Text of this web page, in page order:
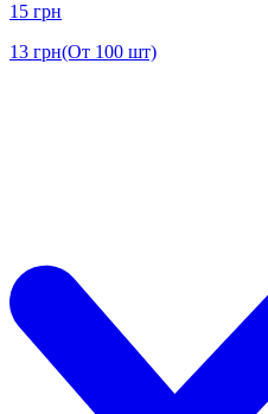
15 грн
13 грн(От 100 шт)